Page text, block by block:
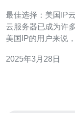
最佳选择：美国IP云服务器排
云服务器已成为许
美国IP的用户来说
排名靠前的美国IP
2025年3月28日